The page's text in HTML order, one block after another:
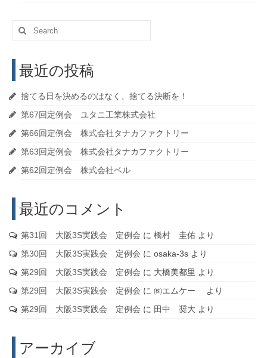
Search
for:
最近の投稿
捨てる日を決めるのはなく、捨てる決断を！
第67回定例会 ユタニ工業株式会社
第66回定例会 株式会社タナカファクトリー
第63回定例会 株式会社タナカファクトリー
第62回定例会 株式会社ベル
最近のコメント
第31回 大阪3S実践会 定例会 に 橋村 圭佑 より
第30回 大阪3S実践会 定例会 に osaka-3s より
第29回 大阪3S実践会 定例会 に 大橋美都里 より
第29回 大阪3S実践会 定例会 に ㈱エムケー
より
第29回 大阪3S実践会 定例会 に 田中 奨大 より
アーカイブ